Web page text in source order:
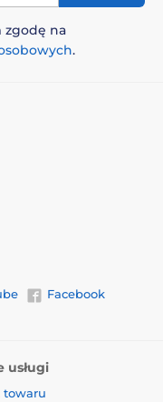
to urządzenie
QR spowoduje
zrównoważyć
pośrednictwem
właścicielom
zgodę na
.
Facebook
usługi
towaru